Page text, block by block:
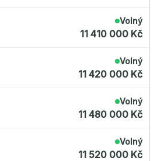
Volný
11 410 000 Kč
Volný
11 420 000 Kč
Volný
11 480 000 Kč
Volný
11 520 000 Kč